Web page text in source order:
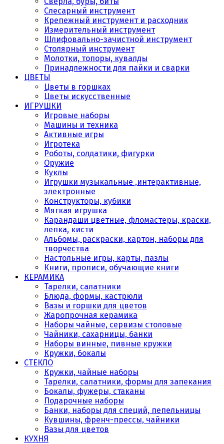
Слесарный инструмент
Крепежный инструмент и расходник
Измерительный инструмент
Шлифовально-зачистной инструмент
Столярный инструмент
Молотки, топоры, кувалды
Принадлежности для пайки и сварки
ЦВЕТЫ
Цветы в горшках
Цветы искусственные
ИГРУШКИ
Игровые наборы
Машины и техника
Активные игры
Игротека
Роботы, солдатики, фигурки
Оружие
Куклы
Игрушки музыкальные ,интерактивные,
электронные
Конструкторы, кубики
Мягкая игрушка
Карандаши цветные, фломастеры, краски,
лепка, кисти
Альбомы, раскраски, картон, наборы для
творчества
Настольные игры, карты, пазлы
Книги, прописи, обучающие книги
КЕРАМИКА
Тарелки, салатники
Блюда, формы, кастрюли
Вазы и горшки для цветов
Жаропрочная керамика
Наборы чайные, сервизы столовые
Чайники, сахарницы, банки
Наборы винные, пивные кружки
Кружки, бокалы
СТЕКЛО
Кружки, чайные наборы
Тарелки, салатники, формы для запекания
Бокалы, фужеры, стаканы
Подарочные наборы
Банки, наборы для специй, пепельницы
Кувшины, френч-прессы, чайники
Вазы для цветов
КУХНЯ